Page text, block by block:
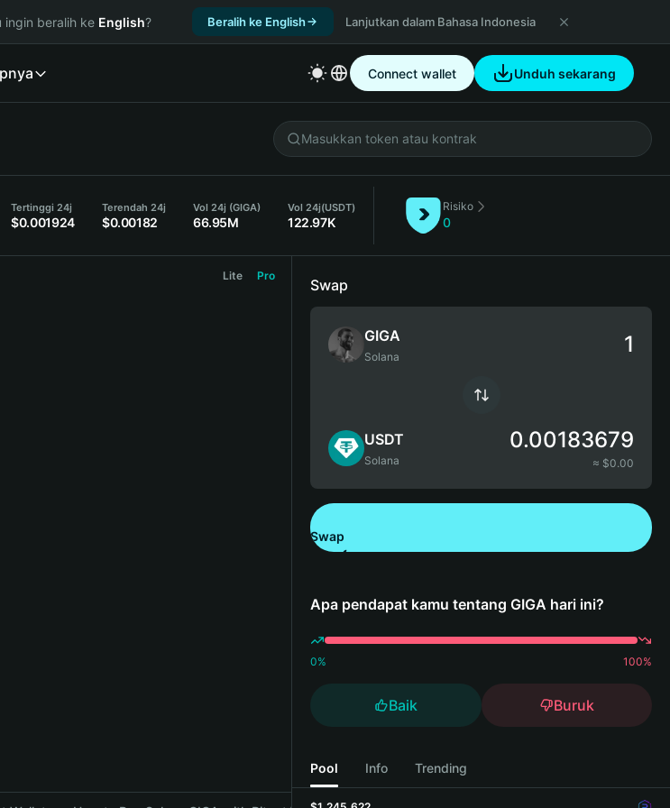
ingin beralih ke English? Beralih ke English Lanjutkan dalam Bahasa Indonesia
Connect wallet Unduh sekarang
Tertinggi 24j
$0.001924
Terendah 24j
$0.00182
Vol 24j (GIGA)
66.95M
Vol 24j(USDT)
122.97K
Risiko
0
Lite Pro
Swap
GIGA
Solana
USDT
Solana
0.00183679
≈ $0.00
Swap
Apa pendapat kamu tentang GIGA hari ini?
0% 100%
Baik Buruk
Pool Info Trending